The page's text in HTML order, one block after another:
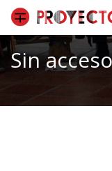
Sin acceso